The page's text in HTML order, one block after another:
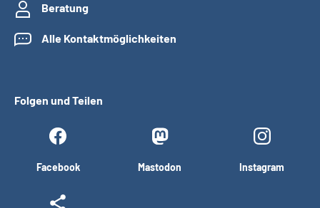
Beratung
Alle Kontaktmöglichkeiten
Folgen und Teilen
Facebook Mastodon Instagram